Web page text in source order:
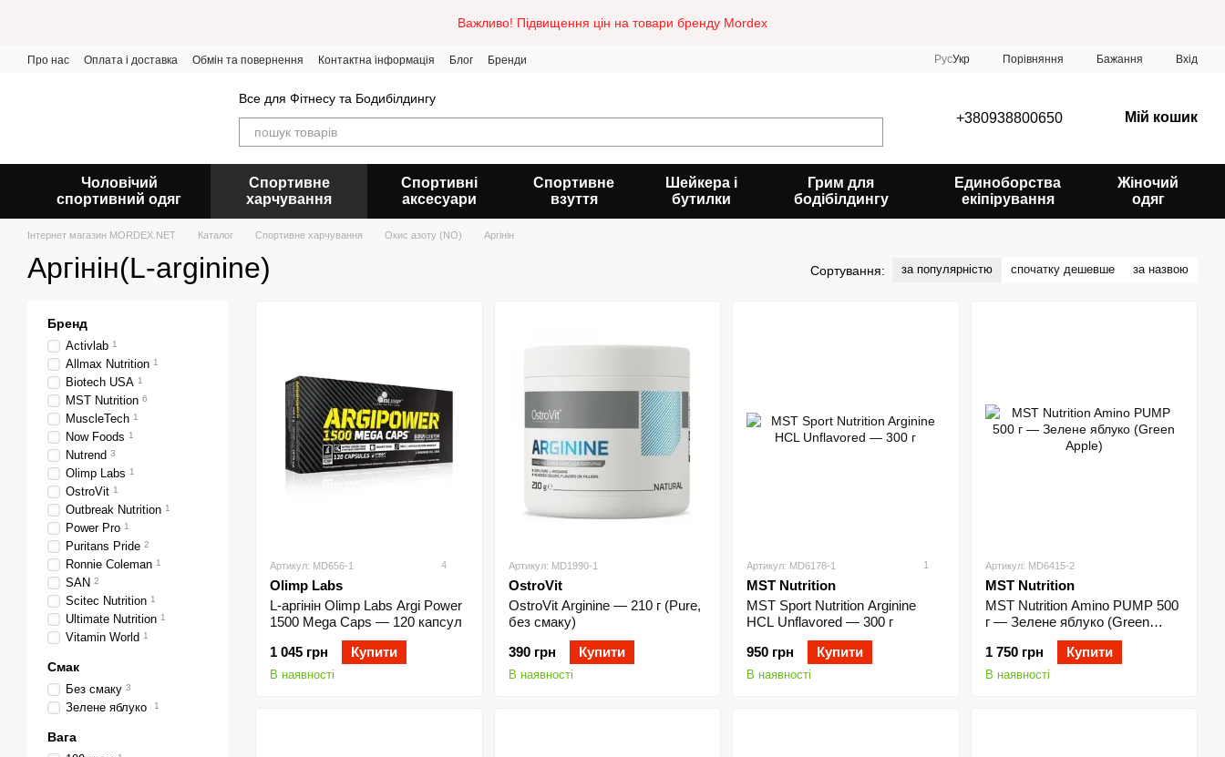
Важливо! Підвищення цін на товари бренду Mordex
Про нас Оплата і доставка Обмін та повернення Контактна інформація Блог Бренди РусУкр Порівняння Бажання Вхід
Все для Фітнесу та Бодибілдингу
+380938800650 Мій кошик
Чоловічий
спортивний одяг
Спортивне
харчування
Спортивні
аксесуари
Спортивне
взуття
Шейкера і
бутилки
Грим для
бодібілдингу
Единоборства
екіпірування
Жіночий
одяг
Інтернет магазин MORDEX.NET Каталог Спортивне харчування Окис азоту (NO) Аргінін
Аргінін(L-arginine) Сортування: за популярністю спочатку дешевше за назвою
Артикул: MD656-1 4
Olimp Labs
L-аргінін Olimp Labs Argi Power
1500 Mega Caps — 120 капсул
1 045 грн
Купити
В наявності
Артикул: MD1990-1
OstroVit
OstroVit Arginine — 210 г (Pure,
без смаку)
390 грн
Купити
В наявності
Артикул: MD6178-1 1
MST Nutrition
MST Sport Nutrition Arginine
HCL Unflavored — 300 г
950 грн
Купити
В наявності
Артикул: MD6415-2
MST Nutrition
MST Nutrition Amino PUMP 500
г — Зелене яблуко (Green
1 750 грн
Купити
В наявності
Бренд
Activlab 1
Allmax Nutrition 1
Biotech USA 1
MST Nutrition 6
MuscleTech 1
Now Foods 1
Nutrend 3
Olimp Labs 1
OstroVit 1
Outbreak Nutrition 1
Power Pro 1
Puritans Pride 2
Ronnie Coleman 1
SAN 2
Scitec Nutrition 1
Ultimate Nutrition 1
Vitamin World 1
Смак
Без смаку 3
Зелене яблуко 1
Вага